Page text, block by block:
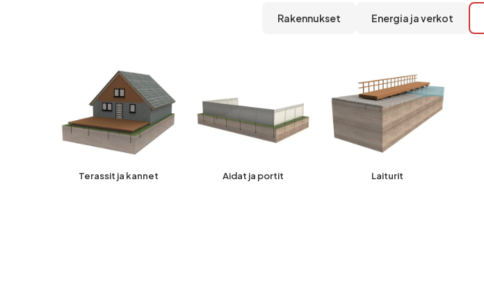
Rakennukset Energia ja verkot
Terassit ja kannet Aidat ja portit Laiturit